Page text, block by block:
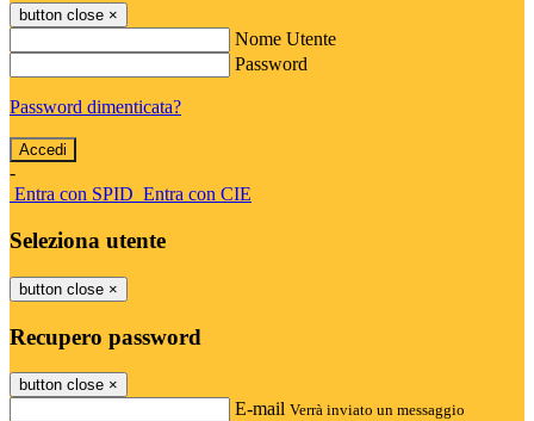
button close ×
Nome Utente
Password
Password dimenticata?
-
Entra con SPID Entra con CIE
Seleziona utente
button close ×
Recupero password
button close ×
E-mail Verrà inviato un messaggio